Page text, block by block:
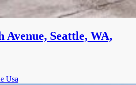
Seattle, WA,
Usa